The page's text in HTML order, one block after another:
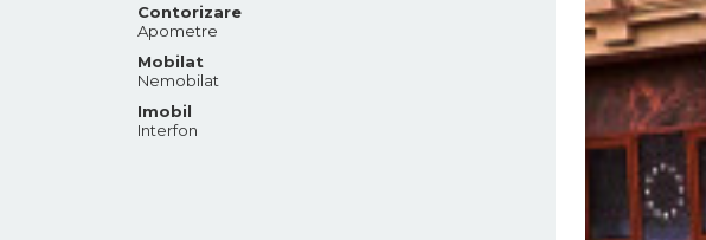
Contorizare
Apometre
Mobilat
Nemobilat
Imobil
Interfon